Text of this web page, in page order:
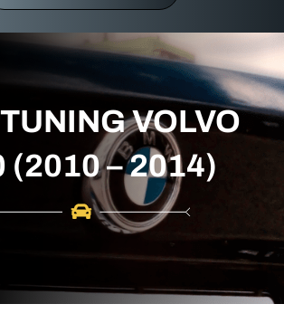
c
VOLVO
(2010 – 2014)